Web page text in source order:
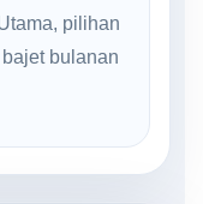
pilihan
bulanan